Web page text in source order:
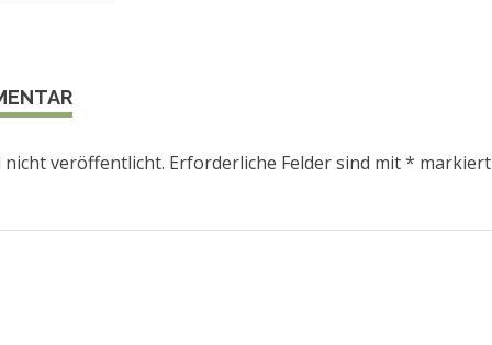
nicht veröffentlicht. Erforderliche Felder sind mit* markiert